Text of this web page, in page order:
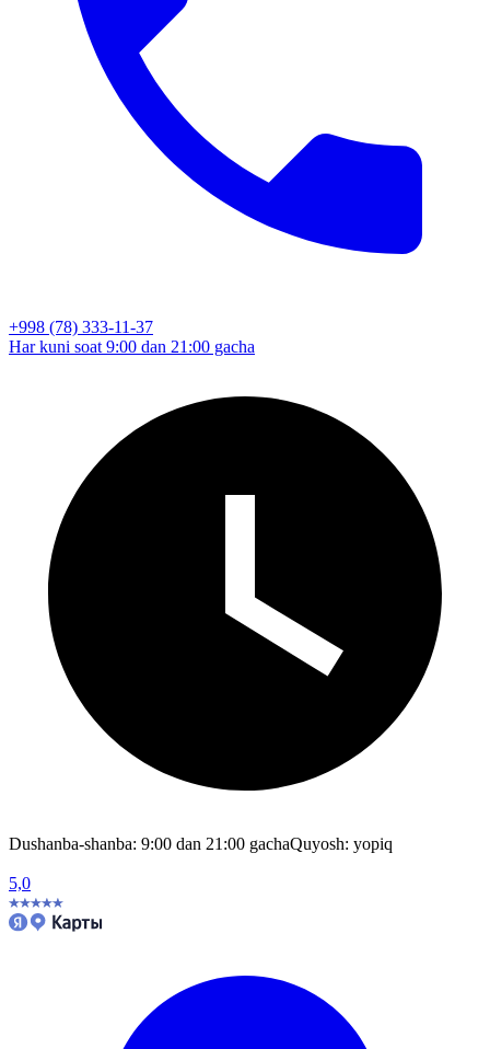
+998 (78) 333-11-37
Har kuni soat 9:00 dan 21:00 gacha
Dushanba-shanba: 9:00 dan 21:00 gachaQuyosh: yopiq
5,0